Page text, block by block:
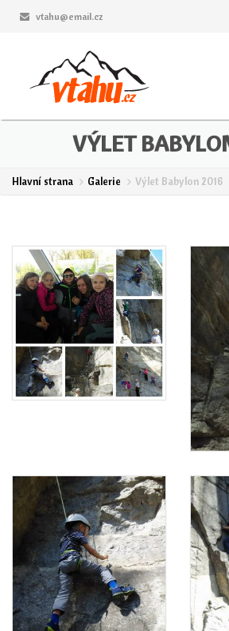
vtahu@email.cz
VÝLET
Hlavní strana Galerie Výlet Babylon 2016